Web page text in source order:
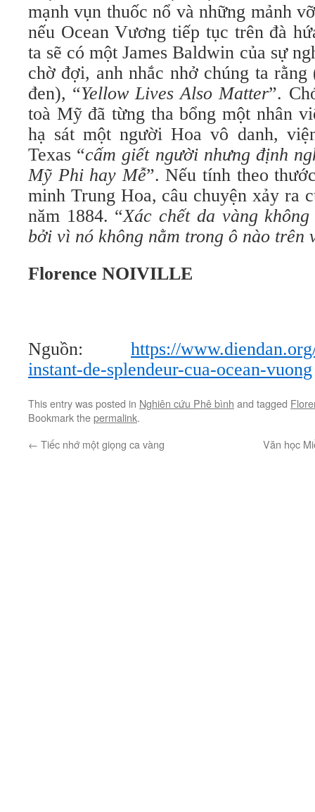
mạnh vụn thuốc nổ và những mảnh
nếu Ocean Vương tiếp tục trên đà
ta sẽ có một James Baldwin của sự
chờ đợi, anh nhắc nhở chúng ta
đen), “Yellow Lives Also Matter”.
toà Mỹ đã từng tha bổng một nhân
hạ sát một người Hoa vô danh,
Texas “cấm giết người nhưng định
Mỹ Phi hay Mễ”. Nếu tính theo
minh Trung Hoa, câu chuyện xảy ra
năm 1884. “Xác chết da vàng
bởi vì nó không nằm trong ô nào trên
Florence NOIVILLE
Nguồn: https://
instant-de-splendeur-cua-ocean-vuong
This entry was posted in Nghiên cứu Phê bình and tagged
Bookmark thepermalink.
← Tiếc nhớ một giọng ca vàng Văn học